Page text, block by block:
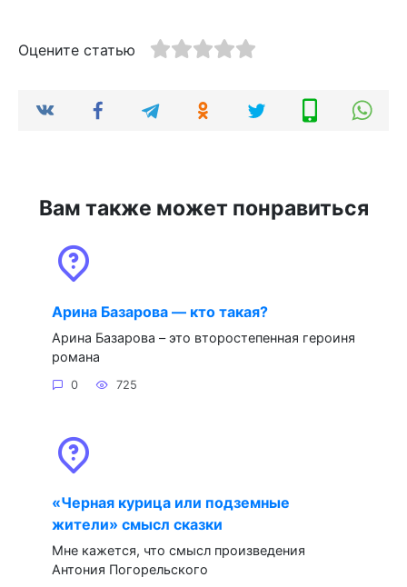
Оцените статью
Вам также может понравиться
Арина Базарова — кто такая?
Арина Базарова – это второстепенная героиня
романа
0 725
«Черная курица или подземные
жители» смысл сказки
Мне кажется, что смысл произведения
Антония Погорельского